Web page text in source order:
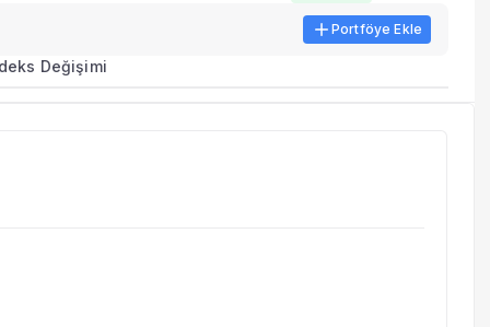
metrikleri listelenir.
benzer fonları inceleyebilirsiniz.
Portföye Ekle
Değişimi